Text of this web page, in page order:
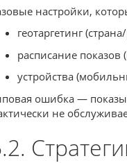
настройки,
геотаргетинг
расписание показов
устройства
ошибка —
не